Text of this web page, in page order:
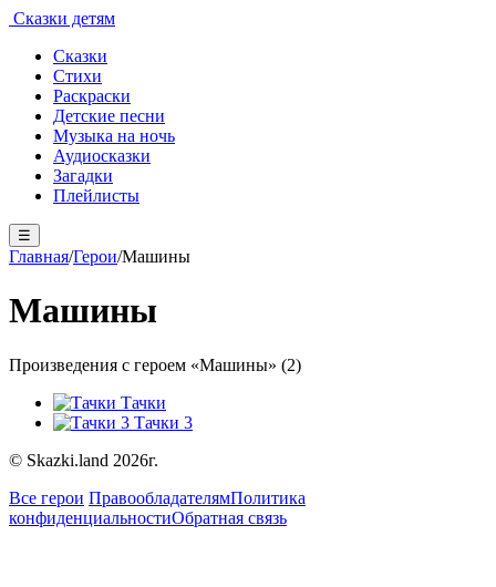
Сказки детям
Сказки
Стихи
Раскраски
Детские песни
Музыка на ночь
Аудиосказки
Загадки
Плейлисты
☰
Главная/Герои/Машины
Машины
Произведения с героем «Машины» (2)
Тачки
Тачки 3
© Skazki.land 2026г.
Все герои ПравообладателямПолитика
конфиденциальностиОбратная связь